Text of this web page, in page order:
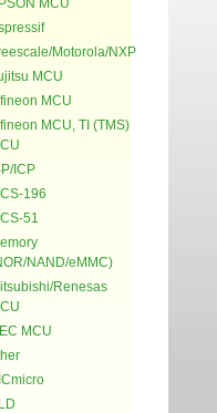
MCU
Motorola/NXP
MCU
MCU
MCU, TI (TMS)
ICP
196
51
NAND/eMMC)
Renesas
MCU